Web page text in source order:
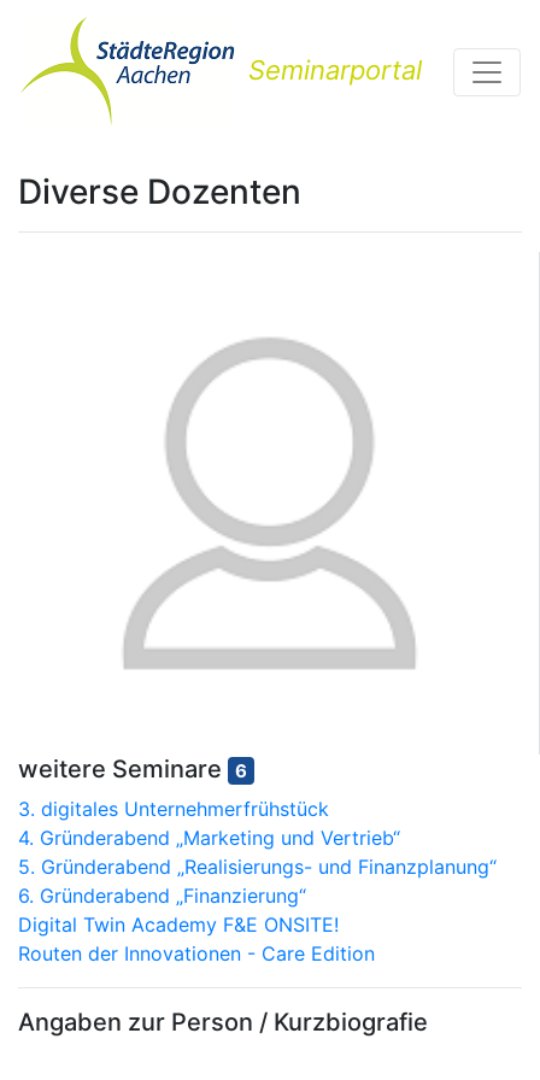
Seminarportal
Diverse Dozenten
weitere Seminare 6
3. digitales Unternehmerfrühstück
4. Gründerabend „Marketing und Vertrieb“
5. Gründerabend „Realisierungs- und Finanzplanung“
6. Gründerabend „Finanzierung“
Digital Twin Academy F&E ONSITE!
Routen der Innovationen - Care Edition
Angaben zur Person / Kurzbiografie